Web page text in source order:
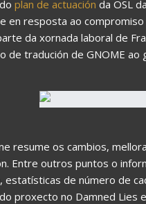
plan de actuación da OSL
en resposta ao compromiso
da xornada laboral de
de tradución de GNOME
resume os cambios,
Entre outros puntos o
estatísticas de número de
proxecto no Damned Lies